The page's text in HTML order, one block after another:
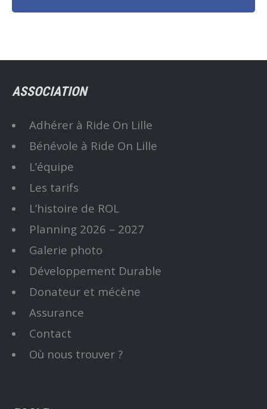
ASSOCIATION
Adhérer à Ride On Lille
Bénévole à Ride On Lille
L’équipe
Les tarifs
L’histoire de ROL
Planning 2026 – 2027
Galerie photo
Développement Durable
Donateur et mécène
Assurance
Contact
Où nous trouver ?